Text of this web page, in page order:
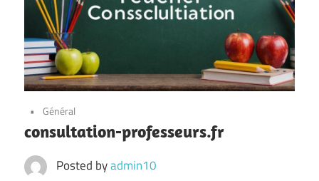
Général
consultation-professeurs.fr
Posted byadmin10